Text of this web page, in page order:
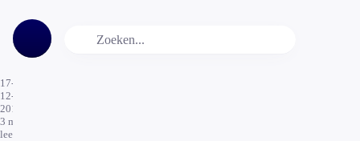
17-
12-
2015
3 min.
leestijd